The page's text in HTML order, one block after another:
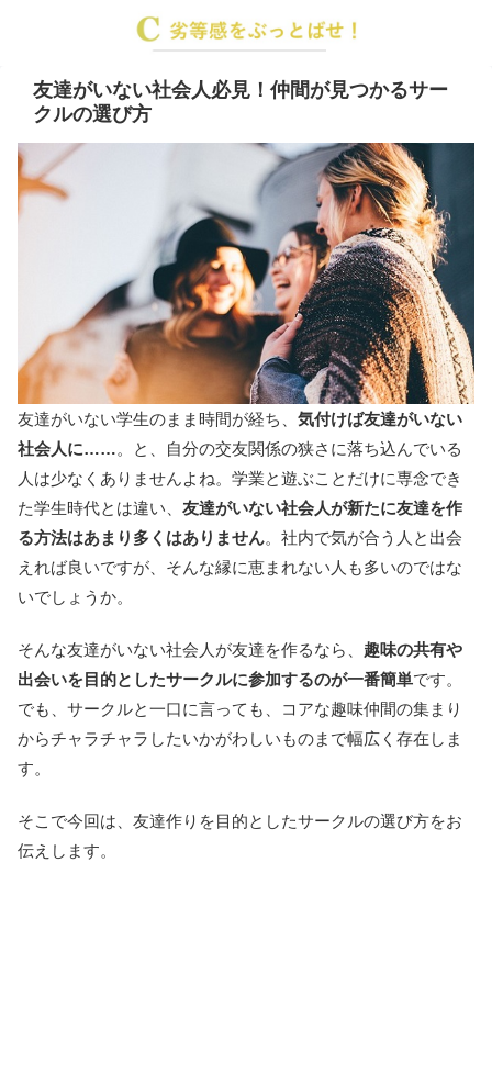
友達がいない社会人必見！仲間が見つかるサー
クルの選び方
友達がいない学生のまま時間が経ち、 気付けば友達がいない
社会人に……。と、自分の交友関係の狭さに落ち込んでいる
人は少なくありませんよね。学業と遊ぶことだけに専念でき
た学生時代とは違い、 友達がいない社会人が新たに友達を作
る方法はあまり多くはありません。社内で気が合う人と出会
えれば良いですが、そんな縁に恵まれない人も多いのではな
いでしょうか。
そんな友達がいない社会人が友達を作るなら、 趣味の共有や
出会いを目的としたサークルに参加するのが一番簡単です。
でも、サークルと一口に言っても、コアな趣味仲間の集まり
からチャラチャラしたいかがわしいものまで幅広く存在しま
す。
そこで今回は、友達作りを目的としたサークルの選び方をお
伝えします。